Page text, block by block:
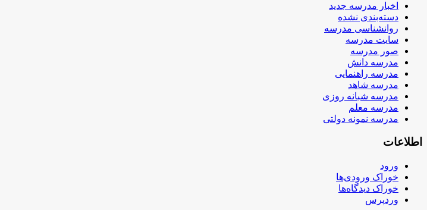
اخبار مدرسه جدید
دسته‌بندی نشده
روانشناسی مدرسه
سایت مدرسه
صور مدرسه
مدرسه دانش
مدرسه راهنمایی
مدرسه شاهد
مدرسه شبانه روزی
مدرسه معلم
مدرسه نمونه دولتی
اطلاعات
ورود
خوراک ورودی‌ها
خوراک دیدگاه‌ها
وردپرس